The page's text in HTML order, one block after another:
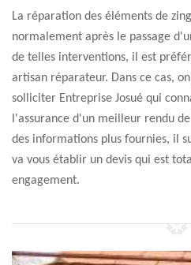
La réparation des éléments de
normalement après le passage
de telles interventions, il est
artisan réparateur. Dans ce cas,
solliciter Entreprise Josué qui
l'assurance d'un meilleur rendu
des informations plus fournies, il
va vous établir un devis qui est
engagement.